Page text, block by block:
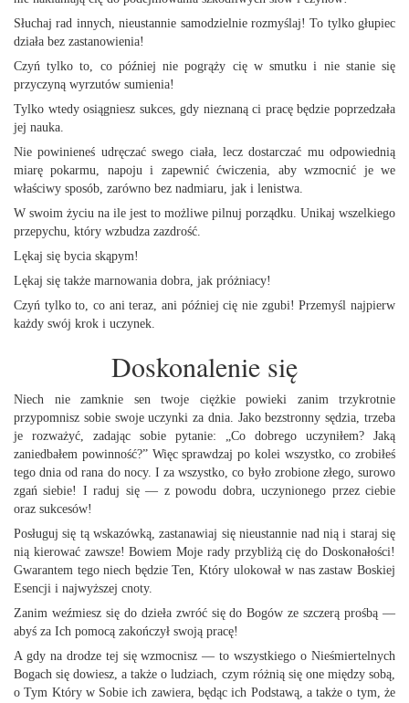
Słuchaj rad innych, nieustannie samodzielnie rozmyślaj! To tylko głupiec
działa bez zastanowienia!
Czyń tylko to, co później nie pogrąży cię w smutku i nie stanie się
przyczyną wyrzutów sumienia!
Tylko wtedy osiągniesz sukces, gdy nieznaną ci pracę będzie poprzedzała
jej nauka.
Nie powinieneś udręczać swego ciała, lecz dostarczać mu odpowiednią
miarę pokarmu, napoju i zapewnić ćwiczenia, aby wzmocnić je we
właściwy sposób, zarówno bez nadmiaru, jak i lenistwa.
W swoim życiu na ile jest to możliwe pilnuj porządku. Unikaj wszelkiego
przepychu, który wzbudza zazdrość.
Lękaj się bycia skąpym!
Lękaj się także marnowania dobra, jak próżniacy!
Czyń tylko to, co ani teraz, ani później cię nie zgubi! Przemyśl najpierw
każdy swój krok i uczynek.
Doskonalenie się
Niech nie zamknie sen twoje ciężkie powieki zanim trzykrotnie
przypomnisz sobie swoje uczynki za dnia. Jako bezstronny sędzia, trzeba
je rozważyć, zadając sobie pytanie: „Co dobrego uczyniłem? Jaką
zaniedbałem powinność?” Więc sprawdzaj po kolei wszystko, co zrobiłeś
tego dnia od rana do nocy. I za wszystko, co było zrobione złego, surowo
zgań siebie! I raduj się — z powodu dobra, uczynionego przez ciebie
oraz sukcesów!
Posługuj się tą wskazówką, zastanawiaj się nieustannie nad nią i staraj się
nią kierować zawsze! Bowiem Moje rady przybliżą cię do Doskonałości!
Gwarantem tego niech będzie Ten, Który ulokował w nas zastaw Boskiej
Esencji i najwyższej cnoty.
Zanim weźmiesz się do dzieła zwróć się do Bogów ze szczerą prośbą —
abyś za Ich pomocą zakończył swoją pracę!
A gdy na drodze tej się wzmocnisz — to wszystkiego o Nieśmiertelnych
Bogach się dowiesz, a także o ludziach, czym różnią się one między sobą,
o Tym Który w Sobie ich zawiera, będąc ich Podstawą, a także o tym, że